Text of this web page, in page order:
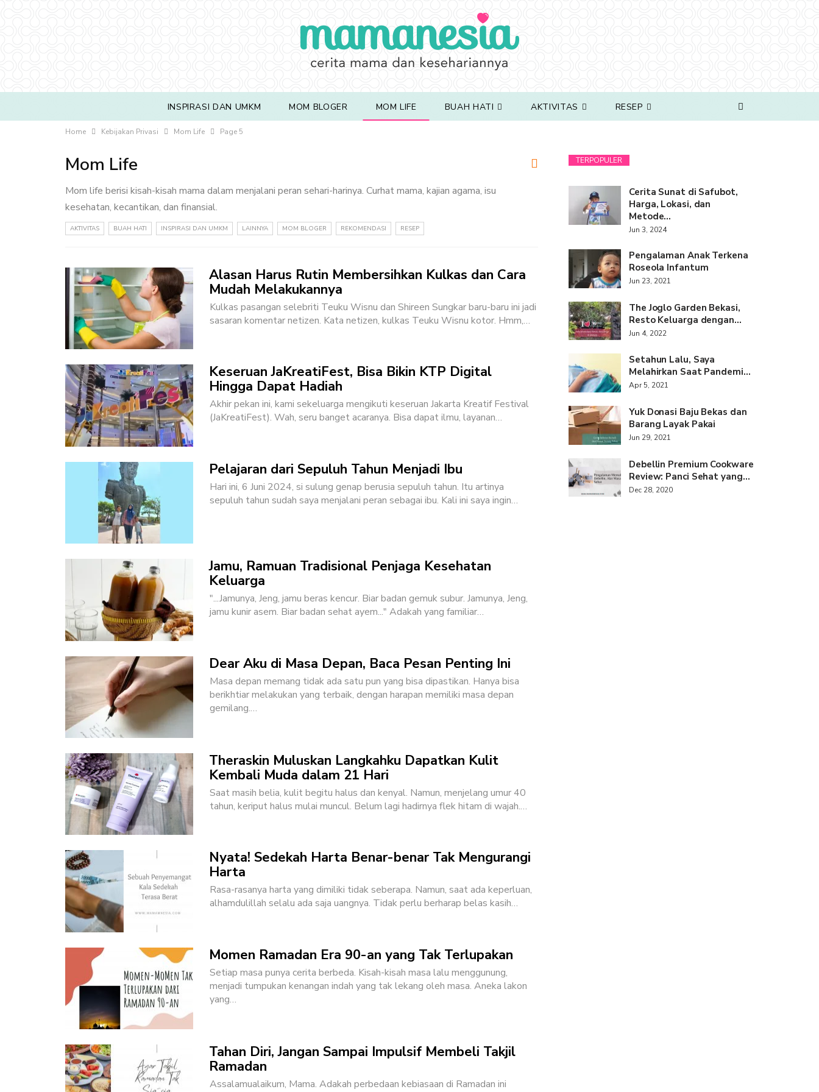
INSPIRASI DAN UMKM MOM BLOGER MOM LIFE BUAH HATI AKTIVITAS RESEP
Home Kebijakan Privasi Mom Life Page 5
Mom Life
Mom life berisi kisah-kisah mama dalam menjalani peran sehari-harinya. Curhat mama, kajian agama, isu
kesehatan, kecantikan, dan finansial.
AKTIVITAS BUAH HATI INSPIRASI DAN UMKM LAINNYA MOM BLOGER REKOMENDASI RESEP
Alasan Harus Rutin Membersihkan Kulkas dan Cara
Mudah Melakukannya
Kulkas pasangan selebriti Teuku Wisnu dan Shireen Sungkar baru-baru ini jadi
sasaran komentar netizen. Kata netizen, kulkas Teuku Wisnu kotor. Hmm,…
Keseruan JaKreatiFest, Bisa Bikin KTP Digital
Hingga Dapat Hadiah
Akhir pekan ini, kami sekeluarga mengikuti keseruan Jakarta Kreatif Festival
(JaKreatiFest). Wah, seru banget acaranya. Bisa dapat ilmu, layanan…
Pelajaran dari Sepuluh Tahun Menjadi Ibu
Hari ini, 6 Juni 2024, si sulung genap berusia sepuluh tahun. Itu artinya
sepuluh tahun sudah saya menjalani peran sebagai ibu. Kali ini saya ingin…
Jamu, Ramuan Tradisional Penjaga Kesehatan
Keluarga
"...Jamunya, Jeng, jamu beras kencur. Biar badan gemuk subur. Jamunya, Jeng,
jamu kunir asem. Biar badan sehat ayem..." Adakah yang familiar…
Dear Aku di Masa Depan, Baca Pesan Penting Ini
Masa depan memang tidak ada satu pun yang bisa dipastikan. Hanya bisa
berikhtiar melakukan yang terbaik, dengan harapan memiliki masa depan
gemilang.…
Theraskin Muluskan Langkahku Dapatkan Kulit
Kembali Muda dalam 21 Hari
Saat masih belia, kulit begitu halus dan kenyal. Namun, menjelang umur 40
tahun, keriput halus mulai muncul. Belum lagi hadirnya flek hitam di wajah.…
Nyata! Sedekah Harta Benar-benar Tak Mengurangi
Harta
Rasa-rasanya harta yang dimiliki tidak seberapa. Namun, saat ada keperluan,
alhamdulillah selalu ada saja uangnya. Tidak perlu berharap belas kasih…
Momen Ramadan Era 90-an yang Tak Terlupakan
Setiap masa punya cerita berbeda. Kisah-kisah masa lalu menggunung,
menjadi tumpukan kenangan indah yang tak lekang oleh masa. Aneka lakon
yang…
Tahan Diri, Jangan Sampai Impulsif Membeli Takjil
Ramadan
Assalamualaikum, Mama. Adakah perbedaan kebiasaan di Ramadan ini
TERPOPULER
Cerita Sunat di Safubot,
Harga, Lokasi, dan
Metode…
Jun 3, 2024
Pengalaman Anak Terkena
Roseola Infantum
Jun 23, 2021
The Joglo Garden Bekasi,
Resto Keluarga dengan…
Jun 4, 2022
Setahun Lalu, Saya
Melahirkan Saat Pandemi…
Apr 5, 2021
Yuk Donasi Baju Bekas dan
Barang Layak Pakai
Jun 29, 2021
Debellin Premium Cookware
Review: Panci Sehat yang…
Dec 28, 2020